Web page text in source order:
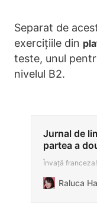
Separat de
exercițiile din
teste, unul
nivelul B2.
Jurnal de
partea a
Învață franceza!